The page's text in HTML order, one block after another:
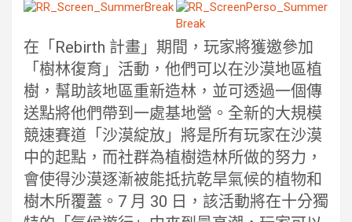
在「Rebirth 計畫」期間，玩家將獲邀參加
「樹林復育」活動，他們可以在沙漠地區植
樹，幫助該地區重新造林，並可透過一個傳
送點將他們帶到一處基地營。全新的大規模
競速賽道「沙漠綻放」將是所有玩家在沙漠
中的起點，而社群為植樹造林所做的努力，
會使得沙漠逐漸被能抵抗乾旱氣候的植物和
樹木所覆蓋。7 月 30 日，該活動將在十分獨